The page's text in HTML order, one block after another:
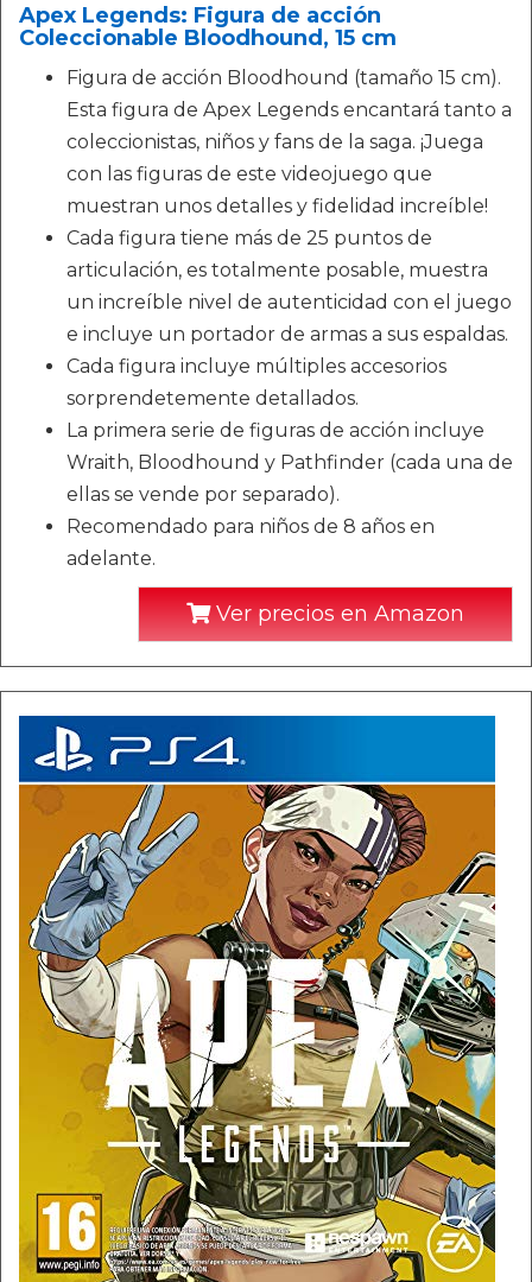
Apex Legends: Figura de acción
Coleccionable Bloodhound, 15 cm
Figura de acción Bloodhound (tamaño 15 cm).
Esta figura de Apex Legends encantará tanto a
coleccionistas, niños y fans de la saga. ¡Juega
con las figuras de este videojuego que
muestran unos detalles y fidelidad increíble!
Cada figura tiene más de 25 puntos de
articulación, es totalmente posable, muestra
un increíble nivel de autenticidad con el juego
e incluye un portador de armas a sus espaldas.
Cada figura incluye múltiples accesorios
sorprendetemente detallados.
La primera serie de figuras de acción incluye
Wraith, Bloodhound y Pathfinder (cada una de
ellas se vende por separado).
Recomendado para niños de 8 años en
adelante.
Ver precios en Amazon